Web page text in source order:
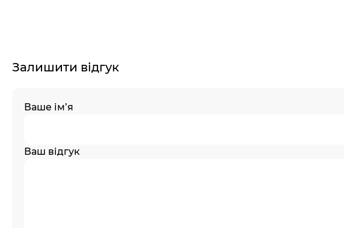
Залишити відгук
Ваше ім’я
Ваш відгук